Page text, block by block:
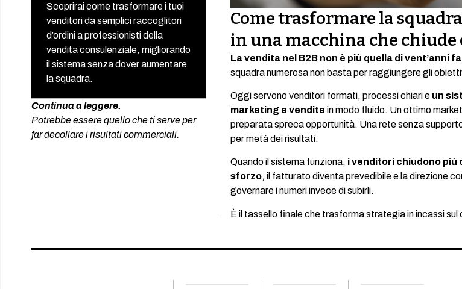
Scoprirai come trasformare i tuoi
venditori da semplici raccoglitori
d’ordini a professionisti della
vendita consulenziale, migliorando
il sistema senza dover aumentare
la squadra.
Continua a leggere.
Potrebbe essere quello che ti serve per
far decollare i risultati commerciali.
Come trasformare la
in una macchina che
La vendita nel B2B non è più quella di vent’anni
squadra numerosa non basta per raggiungere gli
Oggi servono venditori formati, processi chiari e un
marketing e vendite in modo fluido. Un ottimo
preparata spreca opportunità. Una rete senza
per metà dei risultati.
Quando il sistema funziona, i venditori chiudono
sforzo, il fatturato diventa prevedibile e la direzione
governare i numeri invece di subirli.
È il tassello finale che trasforma strategia in incassi